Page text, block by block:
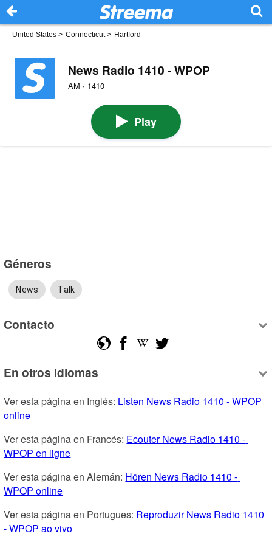
United States > Connecticut> Hartford
News Radio 1410 - WPOP
AM · 1410
Play
Géneros
News Talk
Contacto
En otros idiomas
Ver esta página en Inglés: Listen News Radio 1410 - WPOP
online
Ver esta página en Francés: Ecouter News Radio 1410 -
WPOP en ligne
Ver esta página en Alemán: Hören News Radio 1410 -
WPOP online
Ver esta página en Portugues: Reproduzir News Radio 1410
- WPOP ao vivo